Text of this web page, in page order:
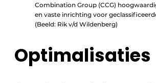
Combination Group (CCG)
en vaste inrichting voor
(Beeld: Rik v/d Wildenberg)
Optimalisaties